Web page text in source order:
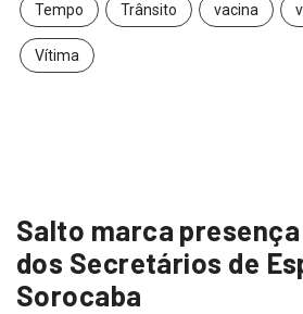
Tempo Trânsito vacina
Vítima
Salto marca
dos Secretários de
Sorocaba